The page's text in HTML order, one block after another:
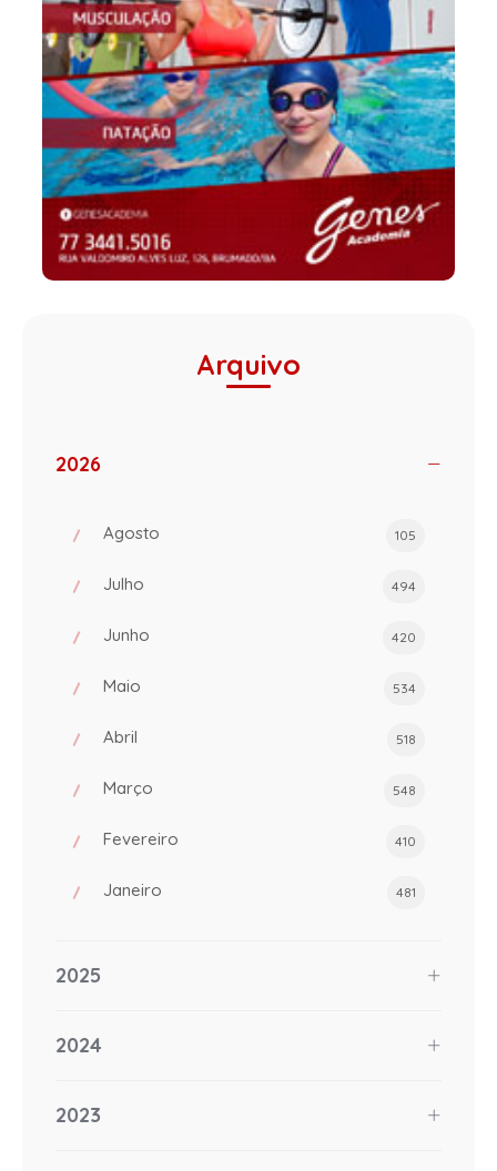
Arquivo
2026
Agosto 105
Julho 494
Junho 420
Maio 534
Abril 518
Março 548
Fevereiro 410
Janeiro 481
2025
2024
2023